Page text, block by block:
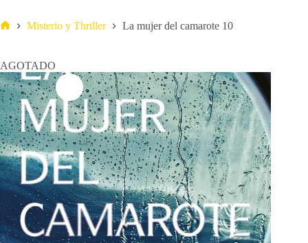
Misterio y Thriller La mujer del camarote 10
AGOTADO